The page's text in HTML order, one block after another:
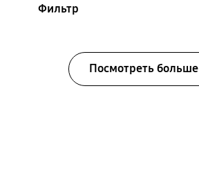
Фильтр
Посмотреть больше